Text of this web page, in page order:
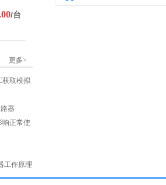
/台
更多>
获取模拟
器
响正常使
工作原理